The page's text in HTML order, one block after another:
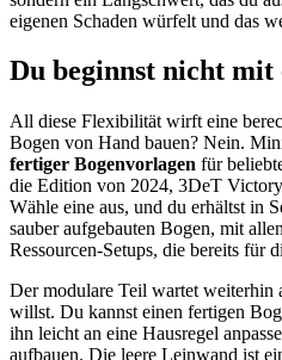
eigenen Schaden würfelt und das
Du beginnst nicht
All diese Flexibilität wirft eine
Bogen von Hand bauen? Nein.
fertiger Bogenvorlagen für
die Edition von 2024, 3DeT
Wähle eine aus, und du erhältst in
sauber aufgebauten Bogen, mit
Ressourcen-Setups, die bereits für
Der modulare Teil wartet weiterhin
willst. Du kannst einen fertigen
ihn leicht an eine Hausregel
aufbauen. Die leere Leinwand ist